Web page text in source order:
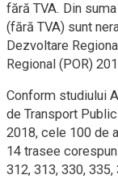
fără TVA. Din
(fără TVA) sunt
Dezvoltare
Regional (POR)
Conform studiului
de Transport
2018, cele 100 de
14 trasee
312, 313, 330,